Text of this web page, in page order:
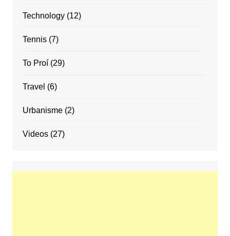
Technology(12)
Tennis(7)
To Proí(29)
Travel (6)
Urbanisme(2)
Videos(27)